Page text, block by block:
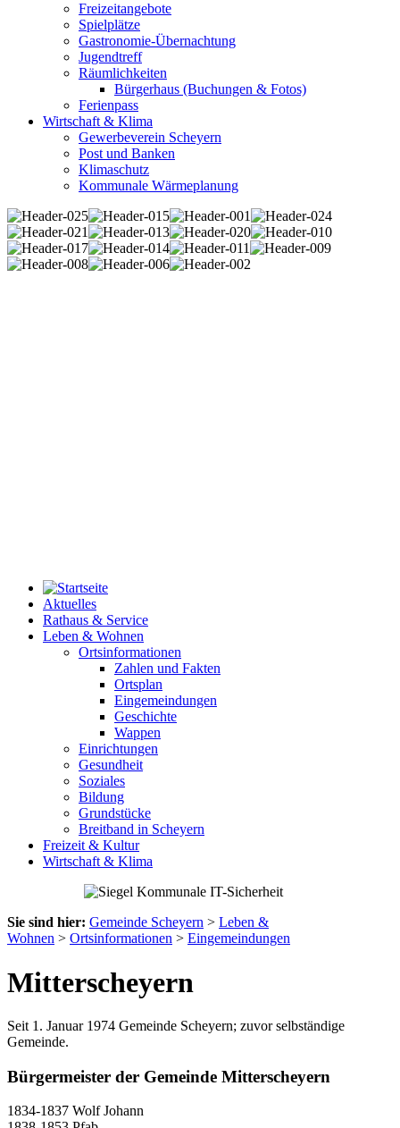
Freizeitangebote
Spielplätze
Gastronomie-Übernachtung
Jugendtreff
Räumlichkeiten
Bürgerhaus (Buchungen & Fotos)
Ferienpass
Wirtschaft & Klima
Gewerbeverein Scheyern
Post und Banken
Klimaschutz
Kommunale Wärmeplanung
Aktuelles
Rathaus & Service
Leben & Wohnen
Ortsinformationen
Zahlen und Fakten
Ortsplan
Eingemeindungen
Geschichte
Wappen
Einrichtungen
Gesundheit
Soziales
Bildung
Grundstücke
Breitband in Scheyern
Freizeit & Kultur
Wirtschaft & Klima
Sie sind hier: Gemeinde Scheyern > Leben &
Wohnen > Ortsinformationen > Eingemeindungen
Mitterscheyern
Seit 1. Januar 1974 Gemeinde Scheyern; zuvor selbständige
Gemeinde.
Bürgermeister der Gemeinde Mitterscheyern
1834-1837 Wolf Johann